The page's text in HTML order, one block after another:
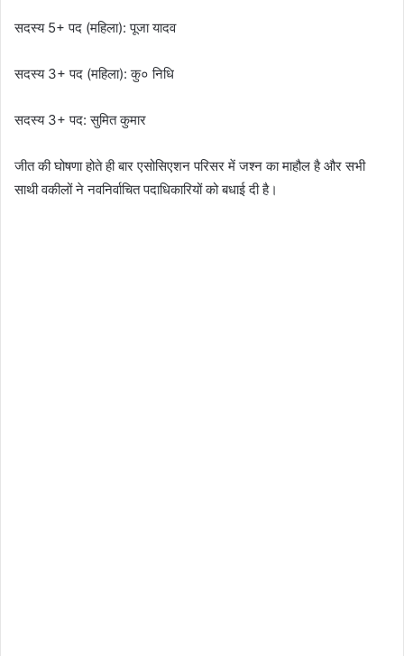
सदस्य 5+ पद (महिला): पूजा यादव
सदस्य 3+ पद (महिला): कु० निधि
सदस्य 3+ पद: सुमित कुमार
जीत की घोषणा होते ही बार एसोसिएशन परिसर में जश्न का माहौल है और सभी
साथी वकीलों ने नवनिर्वाचित पदाधिकारियों को बधाई दी है।